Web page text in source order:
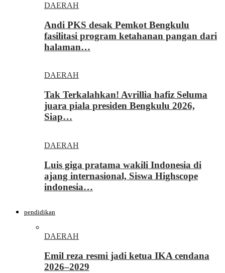
DAERAH
Andi PKS desak Pemkot Bengkulu
fasilitasi program ketahanan pangan dari
halaman…
DAERAH
Tak Terkalahkan! Avrillia hafiz Seluma
juara piala presiden Bengkulu 2026,
Siap…
DAERAH
Luis giga pratama wakili Indonesia di
ajang internasional, Siswa Highscope
indonesia…
pendidikan
DAERAH
Emil reza resmi jadi ketua IKA cendana
2026–2029